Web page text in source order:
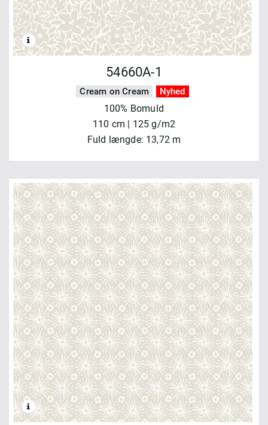
54660A-1
Cream on Cream Nyhed
100% Bomuld
110 cm | 125 g/m2
Fuld længde: 13,72 m